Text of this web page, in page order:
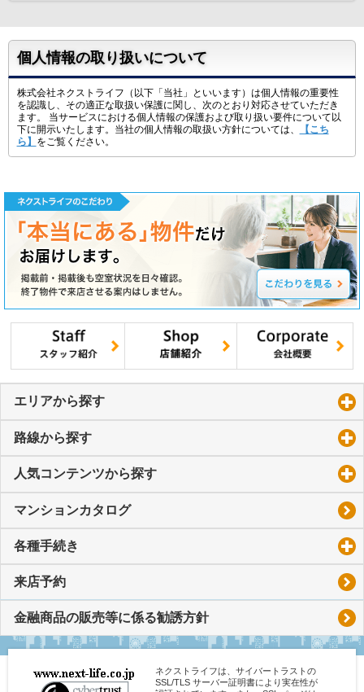
個人情報の取り扱いについて
株式会社ネクストライフ（以下「当社」といいます）は個人情報の重要性
を認識し、その適正な取扱い保護に関し、次のとおり対応させていただき
ます。 当サービスにおける個人情報の保護および取り扱い要件について以
下に開示いたします。当社の個人情報の取扱い方針については、
【こち
ら】
をご覧ください。
エリアから探す
路線から探す
人気コンテンツから探す
マンションカタログ
各種手続き
来店予約
金融商品の販売等に係る勧誘方針
ネクストライフは、サイバートラストの
SSL/TLS サーバー証明書により実在性が